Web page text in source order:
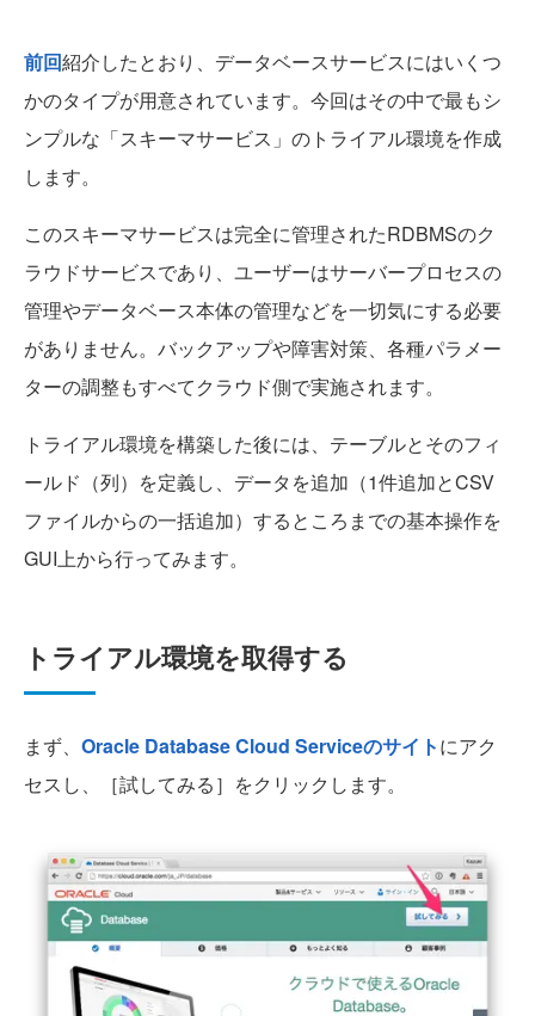
前回紹介したとおり、データベースサービスにはいくつ
かのタイプが用意されています。今回はその中で最もシ
ンプルな「スキーマサービス」のトライアル環境を作成
します。
このスキーマサービスは完全に管理されたRDBMSのク
ラウドサービスであり、ユーザーはサーバープロセスの
管理やデータベース本体の管理などを一切気にする必要
がありません。バックアップや障害対策、各種パラメー
ターの調整もすべてクラウド側で実施されます。
トライアル環境を構築した後には、テーブルとそのフィ
ールド（列）を定義し、データを追加（1件追加とCSV
ファイルからの一括追加）するところまでの基本操作を
GUI上から行ってみます。
トライアル環境を取得する
まず、 Oracle Database Cloud Serviceのサイトにアク
セスし、［試してみる］をクリックします。